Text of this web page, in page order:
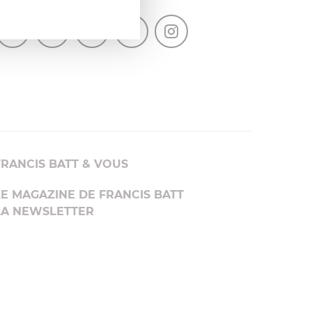
BATT & VOUS
MAGAZINE DE FRANCIS BATT
NEWSLETTER